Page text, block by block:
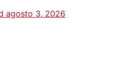
agosto 3, 2026